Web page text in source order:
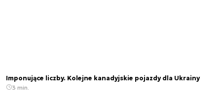
Imponujące liczby. Kolejne kanadyjskie pojazdy dla Ukrainy
3 min.